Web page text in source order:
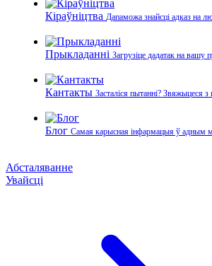
Кіраўніцтва Дапаможа знайсці адказ на
Прыкладанні Загрузіце дадатак на вашу
Кантакты Засталіся пытанні? Звяжыцеся з
Блог Самая карысная інфармацыя ў адным
Абсталяванне
Увайсці